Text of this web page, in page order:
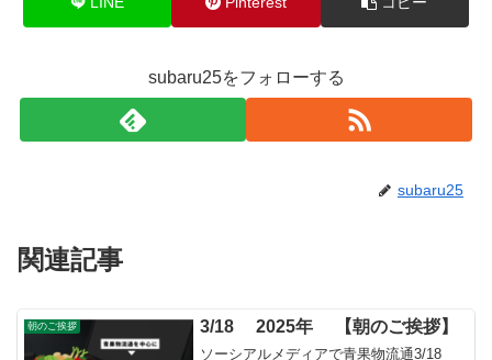
subaru25をフォローする
subaru25
関連記事
朝のご挨拶 3/18 2025年 【朝のご挨拶】
ソーシアルメディアで青果物流通3/18